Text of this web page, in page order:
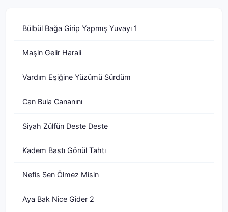
Bülbül Bağa Girip Yapmış Yuvayı 1
Maşin Gelir Harali
Vardım Eşiğine Yüzümü Sürdüm
Can Bula Cananını
Siyah Zülfün Deste Deste
Kadem Bastı Gönül Tahtı
Nefis Sen Ölmez Misin
Aya Bak Nice Gider 2